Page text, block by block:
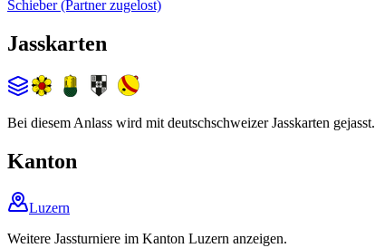
Schieber (Partner zugelost)
Jasskarten
Bei diesem Anlass wird mit deutschschweizer Jasskarten gejasst.
Kanton
Luzern
Weitere Jassturniere im Kanton Luzern anzeigen.